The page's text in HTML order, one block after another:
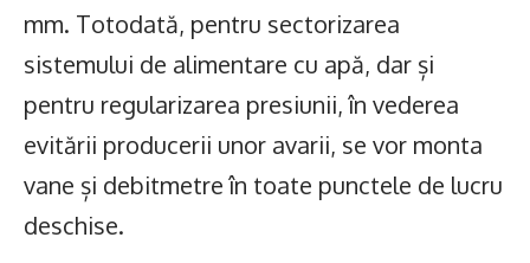
mm. Totodată, pentru sectorizarea
sistemului de alimentare cu apă, dar și
pentru regularizarea presiunii, în vederea
evitării producerii unor avarii, se vor monta
vane și debitmetre în toate punctele de lucru
deschise.